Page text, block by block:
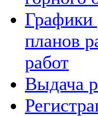
Графики
планов
работ
Выдача